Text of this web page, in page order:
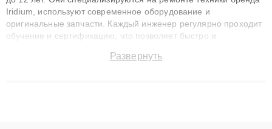
Iridium, используют современное оборудование и
оригинальные запчасти. Каждый инженер регулярно проходит
обучение и сертификацию, что позволяет быстро и
сохранением гарантии до 3 лет. Наши мастера решают
Развернуть